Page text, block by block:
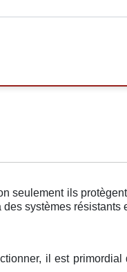
seulement ils
systèmes résistants
il est